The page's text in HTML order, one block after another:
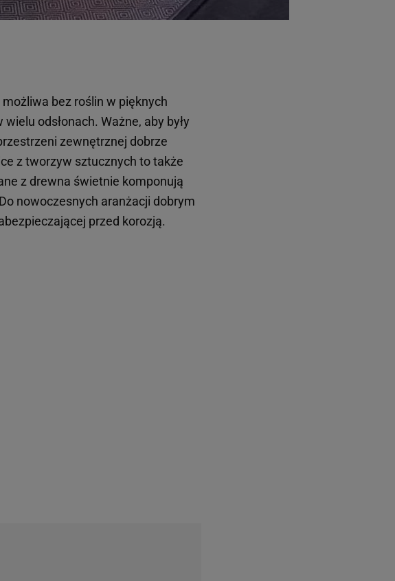
bez roślin w pięknych
odsłonach. Ważne, aby były
zewnętrznej dobrze
z tworzyw sztucznych to także
z drewna świetnie komponują
nowoczesnych aranżacji dobrym
przed korozją.